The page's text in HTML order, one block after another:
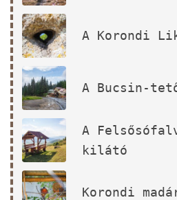
A Korondi
A Bucsin-
A
kilátó
Korondi